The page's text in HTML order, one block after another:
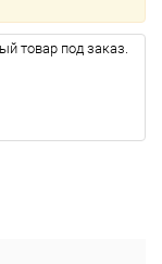
товар под заказ.